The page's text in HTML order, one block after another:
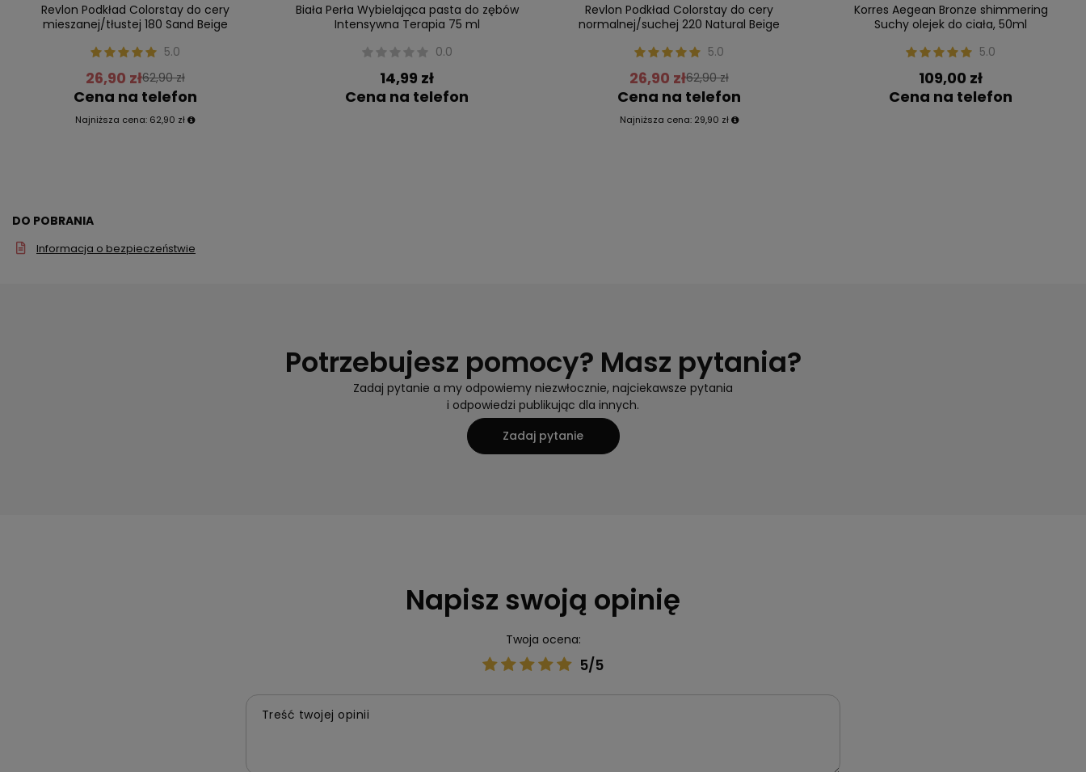
Revlon Podkład Colorstay do cery
mieszanej/tłustej 180 Sand Beige
5.0
26,90 zł62,90 zł
Cena na telefon
Najniższa cena: 62,90 zł
Biała Perła Wybielająca pasta do zębów
Intensywna Terapia 75 ml
0.0
14,99 zł
Cena na telefon
Revlon Podkład Colorstay do cery
normalnej/suchej 220 Natural Beige
5.0
26,90 zł62,90 zł
Cena na telefon
Najniższa cena: 29,90 zł
Korres Aegean Bronze shimmering
Suchy olejek do ciała, 50ml
5.0
109,00 zł
Cena na telefon
DO POBRANIA
Informacja o bezpieczeństwie
Potrzebujesz pomocy? Masz pytania?
Zadaj pytanie a my odpowiemy niezwłocznie, najciekawsze pytania
i odpowiedzi publikując dla innych.
Zadaj pytanie
Napisz swoją opinię
Twoja ocena:
5/5
Treść twojej opinii